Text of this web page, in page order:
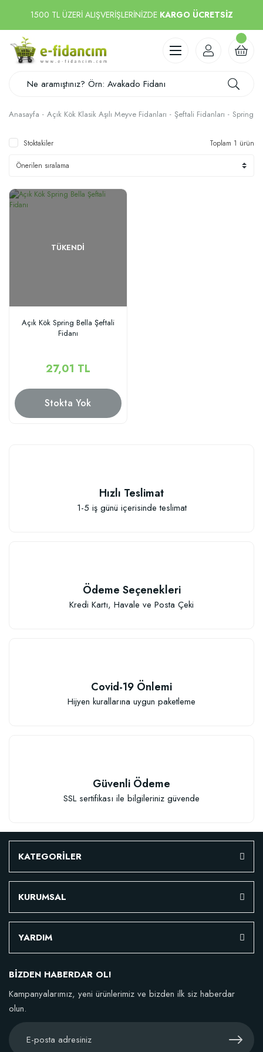
1500 TL ÜZERİ ALIŞVERİŞLERİNİZDE KARGO ÜCRETSİZ
Anasayfa Açık Kök Klasik Aşılı Meyve Fidanları Şeftali Fidanları Spring
Stoktakiler Toplam 1 ürün
TÜKENDI
Açık Kök Spring Bella Şeftali
Fidanı
27,01 TL
Stokta Yok
Hızlı Teslimat
1-5 iş günü içerisinde teslimat
Ödeme Seçenekleri
Kredi Kartı, Havale ve Posta Çeki
Covid-19 Önlemi
Hijyen kurallarına uygun paketleme
Güvenli Ödeme
SSL sertifikası ile bilgileriniz güvende
KATEGORİLER
KURUMSAL
YARDIM
BİZDEN HABERDAR OL!
Kampanyalarımız, yeni ürünlerimiz ve bizden ilk siz haberdar
olun.